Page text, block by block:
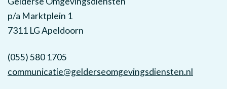
p/a Marktplein 1
7311 LG Apeldoorn
(055) 580 1705
communicatie@gelderseomgevingsdiensten.nl